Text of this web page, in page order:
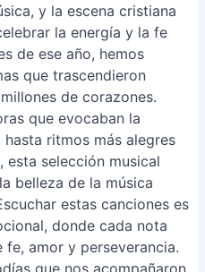
y la escena cristiana
la energía y la fe
de ese año, hemos
que trascendieron
de corazones.
que evocaban la
ritmos más alegres
esta selección musical
belleza de la música
estas canciones es
donde cada nota
fe, amor y perseverancia.
que nos acompañaron